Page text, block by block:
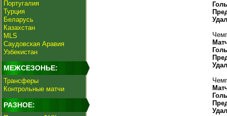
Португалия
Турция
Беларусь
Казахстан
MLS
Саудовская Аравия
Узбекистан
МЕЖСЕЗОНЬЕ:
Трансферы
Контрольные матчи
РАЗНОЕ: